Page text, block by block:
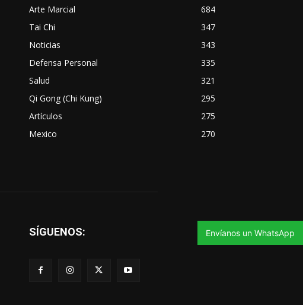
Arte Marcial
684
Tai Chi
347
Noticias
343
Defensa Personal
335
Salud
321
Qi Gong (Chi Kung)
295
Artículos
275
Mexico
270
SÍGUENOS: Envíanos un WhatsApp